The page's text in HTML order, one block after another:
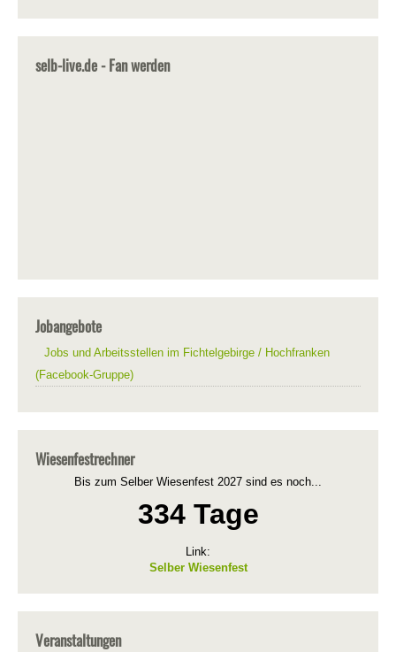
selb-live.de - Fan werden
Jobangebote
Jobs und Arbeitsstellen im Fichtelgebirge / Hochfranken
(Facebook-Gruppe)
Wiesenfestrechner
Bis zum Selber Wiesenfest 2027 sind es noch...
334 Tage
Link:
Selber Wiesenfest
Veranstaltungen